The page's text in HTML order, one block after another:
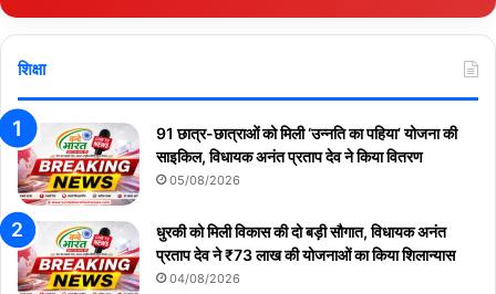
शिक्षा
91 छात्र-छात्राओं को मिली ‘उन्नति का पहिया’ योजना की
साइकिल, विधायक अनंत प्रताप देव ने किया वितरण
05/08/2026
धुरकी को मिली विकास की दो बड़ी सौगात, विधायक अनंत
प्रताप देव ने ₹73 लाख की योजनाओं का किया शिलान्यास
04/08/2026